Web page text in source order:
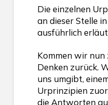
Die einzelnen
an dieser Stelle
ausführlich
Kommen wir nun
Denken zurück.
uns umgibt,
Urprinzipien
die Antworten